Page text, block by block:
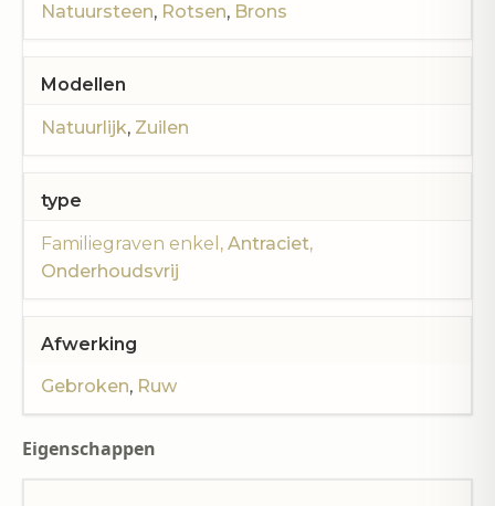
Natuursteen, Rotsen, Brons
Modellen
Natuurlijk, Zuilen
type
Familiegraven enkel , Antraciet,
Onderhoudsvrij
Afwerking
Gebroken, Ruw
Eigenschappen